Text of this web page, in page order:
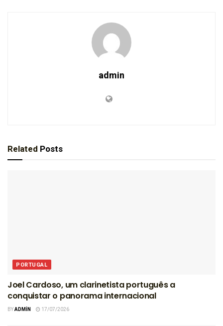
admin
Related Posts
PORTUGAL
Joel Cardoso, um clarinetista português a
conquistar o panorama internacional
BYADMIN 17/07/2026